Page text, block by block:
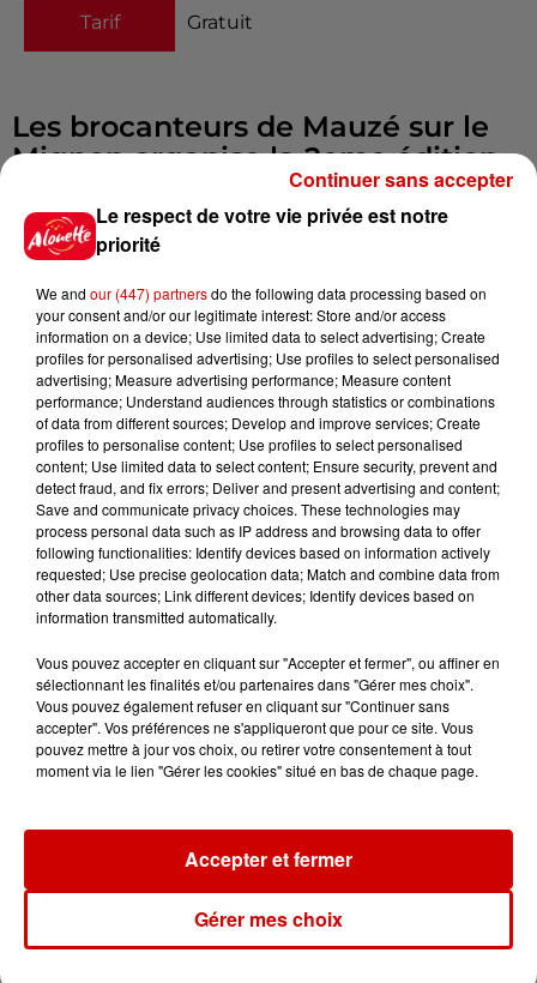
Tarif Gratuit
Les brocanteurs de Mauzé sur le
Mignon organise la 2eme édition
de la brocante de professionnels
le jeudi 18 mai à partir de 8h
jusqu’à 18h.
Ouvert à tout public
Infos
Voir plus
5 août 2026
Deux-Sèvres : grave accident
entre une voiture et un minibus
5 août 2026
Violences conjugales : le chef
Jean Imbert (Top Chef) rattrapé
par...
5 août 2026
"Attention au démarchage
abusif" : la préfecture de la
Gironde...
5 août 2026
Rochelle, mégaferme de
saumons et succès...
Le respect de votre vie privée est notre
priorité
We and our (447) partnersdo the following data processing based on
your consent and/or our legitimate interest: Store and/or access
information on a device; Use limited data to select advertising; Create
profiles for personalised advertising; Use profiles to select personalised
advertising; Measure advertising performance; Measure content
performance; Understand audiences through statistics or combinations
of data from different sources; Develop and improve services; Create
profiles to personalise content; Use profiles to select personalised
content; Use limited data to select content; Ensure security, prevent and
detect fraud, and fix errors; Deliver and present advertising and content;
Save and communicate privacy choices. These technologies may
process personal data such as IP address and browsing data to offer
following functionalities: Identify devices based on information actively
requested; Use precise geolocation data; Match and combine data from
other data sources; Link different devices; Identify devices based on
information transmitted automatically.
Vous pouvez accepter en cliquant sur "Accepter et fermer", ou affiner en
sélectionnant les finalités et/ou partenaires dans "Gérer mes choix".
Vous pouvez également refuser en cliquant sur "Continuer sans
accepter". Vos préférences ne s'appliqueront que pour ce site. Vous
pouvez mettre à jour vos choix, ou retirer votre consentement à tout
moment via le lien "Gérer les cookies" situé en bas de chaque page.
Gérer mes choix
Accepter et fermer
Continuer sans accepter